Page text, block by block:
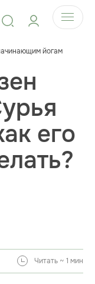
йогам
его
Читать ~ 1 мин